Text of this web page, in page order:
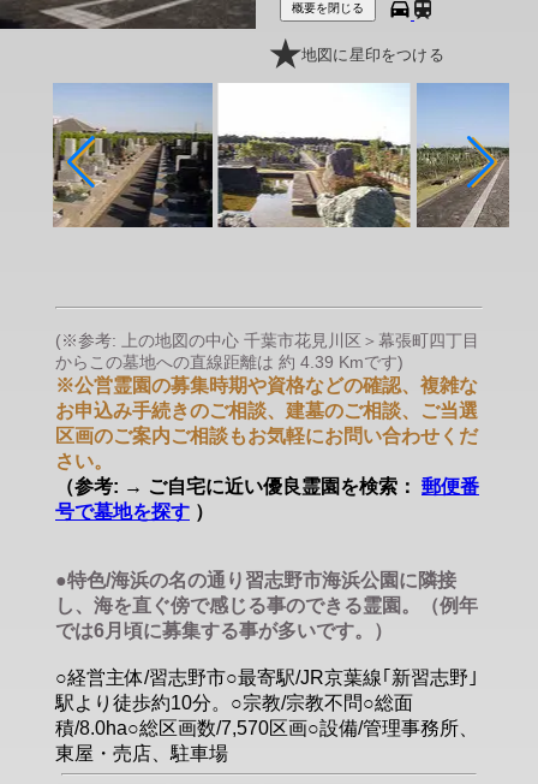
概要を閉じる
地図に星印をつける
(※参考: 上の地図の中心 千葉市花見川区＞幕張町四丁目
からこの墓地への直線距離は 約 4.39 Kmです)
※公営霊園の募集時期や資格などの確認、複雑な
お申込み手続きのご相談、建墓のご相談、ご当選
区画のご案内ご相談もお気軽にお問い合わせくだ
さい。
（参考: → ご自宅に近い優良霊園を検索： 郵便番
号で墓地を探す ）
●特色/海浜の名の通り習志野市海浜公園に隣接
し、海を直ぐ傍で感じる事のできる霊園。（例年
では6月頃に募集する事が多いです。）
○経営主体/習志野市○最寄駅/JR京葉線｢新習志野｣
駅より徒歩約10分。○宗教/宗教不問○総面
積/8.0ha○総区画数/7,570区画○設備/管理事務所、
東屋・売店、駐車場